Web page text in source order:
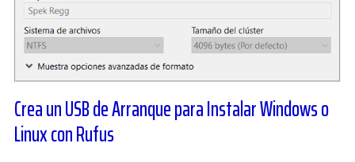
Crea un USB de Arranque para Instalar Windows o
Linux con Rufus